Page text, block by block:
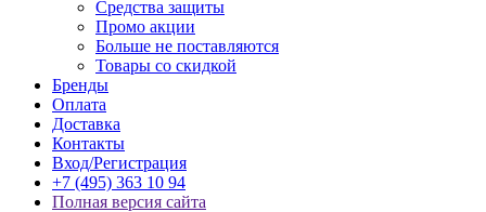
Средства защиты
Промо акции
Больше не поставляются
Товары со скидкой
Бренды
Оплата
Доставка
Контакты
Вход/Регистрация
+7 (495) 363 10 94
Полная версия сайта